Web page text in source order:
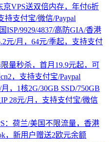
京VPS送双倍内存，年付6折
持支付宝/微信/Paypal
ISP/9929/4837/高防GIA/香港
元/月，64元/季起，支持支付
量秒杀，首月19.9元起，可
，支持支付宝/Paypal
，1核2G/30GB SSD/750GB
28元/月，支持支付宝/微信
：荷兰/美国不限流量，香港
，新用户赠送2欧元余额